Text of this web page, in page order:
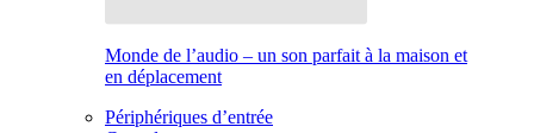
Monde de l’audio – un son parfait à la maison et
en déplacement
Périphériques d’entrée